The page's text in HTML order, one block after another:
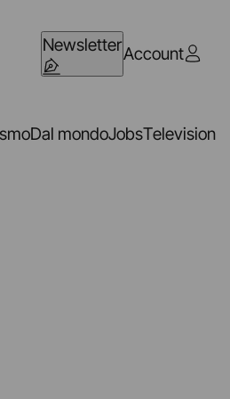
NewsletterAccount
Dal mondoJobsTelevision